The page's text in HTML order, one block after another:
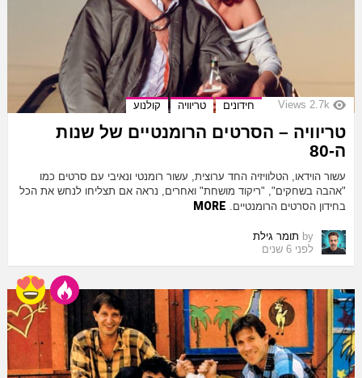
2.7k
Views חידונים טריוויה קולנוע
טריוויה – הסרטים הרומנטיים של שנות
ה-80
עשור הוידאו, הטלוויזיה החד ערוצית, עשור רומנטי ונאיבי עם סרטים כמו
"אהבה בשחקים", "ריקוד מושחת" ואחרים, נראה אם תצליחו לנחש את הכל
בחידון הסרטים הרומנטיים. MORE
by תומר גילת
לפני 6 שנים